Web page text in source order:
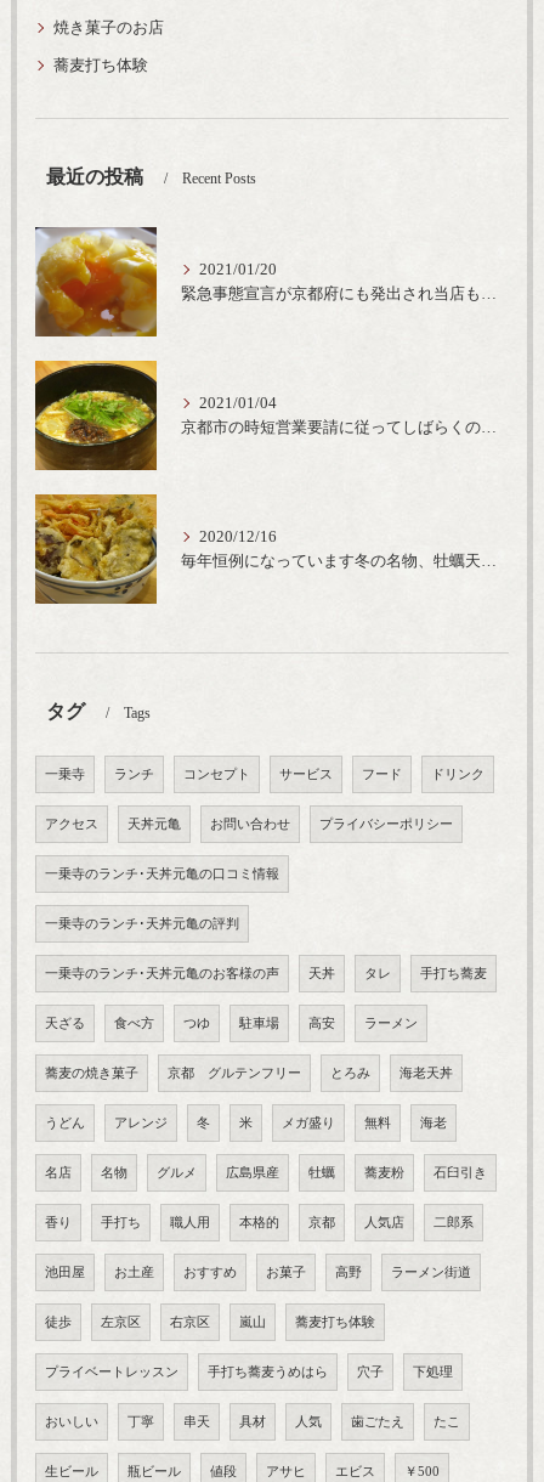
焼き菓子のお店
蕎麦打ち体験
最近の投稿 Recent Posts
2021/01/20
2021/01/04
京都市の時短営業要請に従ってしばらくの間20時までの営業とさせていただいております。寒い時期には温かいお蕎麦がおすすめ
2020/12/16
タグ Tags
一乗寺 ランチ コンセプト サービス フード ドリンク
アクセス 天丼元亀 お問い合わせ プライバシーポリシー
一乗寺のランチ･天丼元亀の口コミ情報
一乗寺のランチ･天丼元亀の評判
一乗寺のランチ･天丼元亀のお客様の声 天丼 タレ 手打ち蕎麦
天ざる 食べ方 つゆ 駐車場 高安 ラーメン
蕎麦の焼き菓子 京都 グルテンフリー とろみ 海老天丼
うどん アレンジ 冬 米 メガ盛り 無料 海老
名店 名物 グルメ 広島県産 牡蠣 蕎麦粉 石臼引き
香り 手打ち 職人用 本格的 京都 人気店 二郎系
池田屋 お土産 おすすめ お菓子 高野 ラーメン街道
徒歩 左京区 右京区 嵐山 蕎麦打ち体験
プライベートレッスン 手打ち蕎麦うめはら 穴子 下処理
おいしい 丁寧 串天 具材 人気 歯ごたえ たこ
生ビール 瓶ビール 値段 アサヒ エビス ￥500